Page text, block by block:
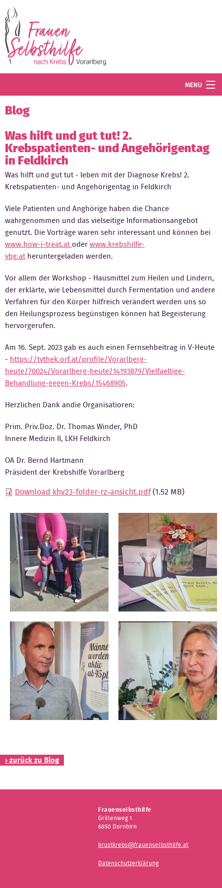
MENU
Termine
Angebot
Wissenswertes
Der Verein
Mitglied werden
Kontakt
Blog
Was hilft und gut tut! 2.
Krebspatienten- und Angehörigentag
in Feldkirch
Was hilft und gut tut - leben mit der Diagnose Krebs! 2.
Krebspatienten- und Angehörigentag in Feldkirch
Viele Patienten und Anghörige haben die Chance
wahrgenommen und das vielseitige Informationsangebot
genutzt. Die Vorträge waren sehr interessant und können bei
www.how-i-treat.atoderwww.krebshilfe-
vbg.atheruntergeladen werden.
Vor allem der Workshop - Hausmittel zum Heilen und Lindern,
der erklärte, wie Lebensmittel durch Fermentation und andere
Verfahren für den Körper hilfreich verändert werden uns so
den Heilungsprozess begünstigen können hat Begeisterung
hervorgerufen.
Am 16. Sept. 2023 gab es auch einen Fernsehbeitrag in V-Heute
- https://tvthek.orf.at/profile/Vorarlberg-
heute/70024/Vorarlberg-heute/14193879/Vielfaeltige-
Behandlung-gegen-Krebs/15468905.
Herzlichen Dank andie Organisatioren:
Prim. Priv.Doz. Dr. Thomas Winder, PhD
Innere Medizin II, LKH Feldkirch
OA Dr. Bernd Hartmann
Präsident der Krebshilfe Vorarlberg
Download khv23-folder-rz-ansicht.pdf(1.52 MB)
› zurück zu Blog
Frauenselbsthilfe
Grillenweg 1
6850 Dornbirn
brustkrebs@frauenselbsthilfe.at
Datenschutzerklärung